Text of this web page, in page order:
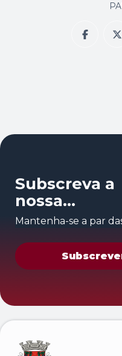
Subscreva a
nossa
newsletter
Mantenha-se a par